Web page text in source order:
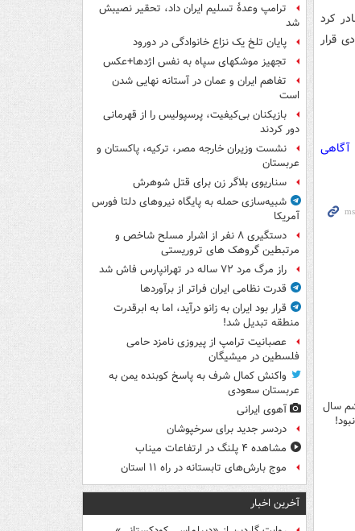
رو صادر کرد
قرار
سال
ترامپ وعدۀ تسلیم ایران داد، تحقیر نصیبش
شد
پایان تلخ یک نزاع خانوادگی در دورود
تجهیز موشکهای سپاه به نفس اژدها+عکس
تفاهم ایران و عمان در آستانه نهایی شدن
است
بازیکنان بی‌کیفیت، پرسپولیس را از قهرمانی
دور کردند
نشست وزیران خارجه مصر، ترکیه، پاکستان و
عربستان
سناریوی بلاگر زن برای قتل شوهرش
شبیه‌سازی حمله به پایگاه نیروهای دلتا فورس
آمریکا
دستگیری ۸ نفر از اشرار مسلح شاخص و
مرتبطین گروهک های تروریستی
راز مرگ مرد ۷۲ ساله در تهرانپارس فاش شد
قدرت نظامی ایران فراتر از برآوردها
قرار بود ایران به زانو درآید، اما به ابرقدرت
منطقه تبدیل شد!
عصبانیت ترامپ از پیروزی نامزد حامی
فلسطین در میشیگان
واکنش کمال شرف به پاسخ کوبنده یمن به
عربستان سعودی
آهوی ایرانی
دردسر جدید برای سرخپوشان
مشاهده ۴ پلنگ در ارتفاعات میناب
موج بارش‌های تابستانه در راه ۱۱ استان
آخرین اخبار